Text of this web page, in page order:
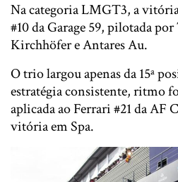
Na categoria LMGT3, a
#10 da Garage 59, pilotada por
KirchhöfereAntares Au.
O trio largou apenas da 15ª
estratégia consistente, ritmo
aplicada ao Ferrari #21 da AF
vitória em Spa.